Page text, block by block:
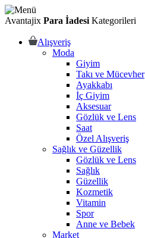
Avantajix Para İadesi Kategorileri
Alışveriş
Moda
Giyim
Takı ve Mücevher
Ayakkabı
İç Giyim
Aksesuar
Gözlük ve Lens
Saat
Özel Alışveriş
Sağlık ve Güzellik
Gözlük ve Lens
Sağlık
Güzellik
Kozmetik
Vitamin
Spor
Anne ve Bebek
Market